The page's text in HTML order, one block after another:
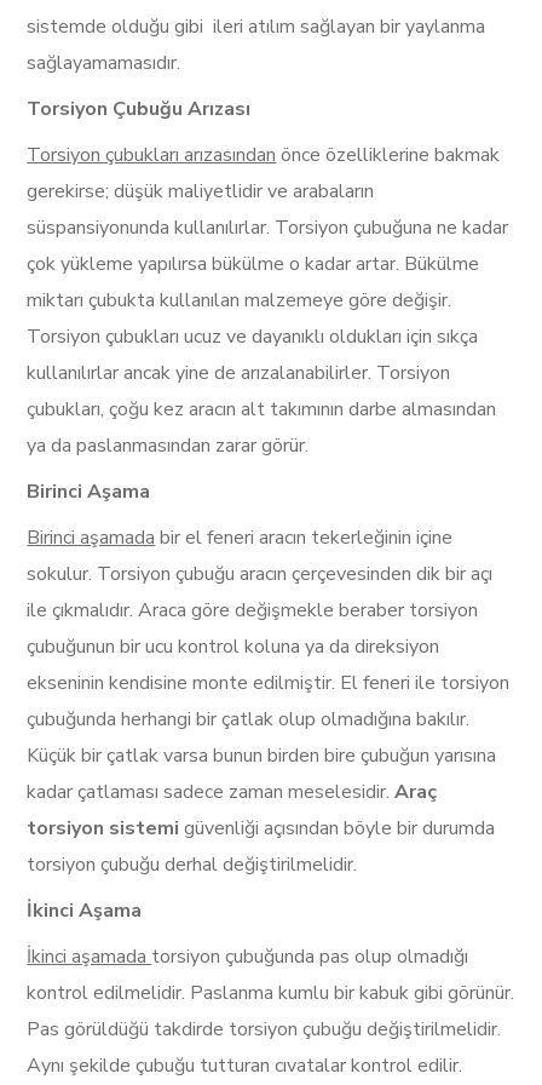
sistemde olduğu gibi ileri atılım sağlayan bir yaylanma
sağlayamamasıdır.
Torsiyon Çubuğu Arızası
Torsiyon çubukları arızasından önce özelliklerine bakmak
gerekirse; düşük maliyetlidir ve arabaların
süspansiyonunda kullanılırlar. Torsiyon çubuğuna ne kadar
çok yükleme yapılırsa bükülme o kadar artar. Bükülme
miktarı çubukta kullanılan malzemeye göre değişir.
Torsiyon çubukları ucuz ve dayanıklı oldukları için sıkça
kullanılırlar ancak yine de arızalanabilirler. Torsiyon
çubukları, çoğu kez aracın alt takımının darbe almasından
ya da paslanmasından zarar görür.
Birinci Aşama
Birinci aşamada bir el feneri aracın tekerleğinin içine
sokulur. Torsiyon çubuğu aracın çerçevesinden dik bir açı
ile çıkmalıdır. Araca göre değişmekle beraber torsiyon
çubuğunun bir ucu kontrol koluna ya da direksiyon
ekseninin kendisine monte edilmiştir. El feneri ile torsiyon
çubuğunda herhangi bir çatlak olup olmadığına bakılır.
Küçük bir çatlak varsa bunun birden bire çubuğun yarısına
kadar çatlaması sadece zaman meselesidir.Araç
torsiyon sistemi güvenliği açısından böyle bir durumda
torsiyon çubuğu derhal değiştirilmelidir.
İkinci Aşama
İkinci aşamada torsiyon çubuğunda pas olup olmadığı
kontrol edilmelidir. Paslanma kumlu bir kabuk gibi görünür.
Pas görüldüğü takdirde torsiyon çubuğu değiştirilmelidir.
Aynı şekilde çubuğu tutturan cıvatalar kontrol edilir.